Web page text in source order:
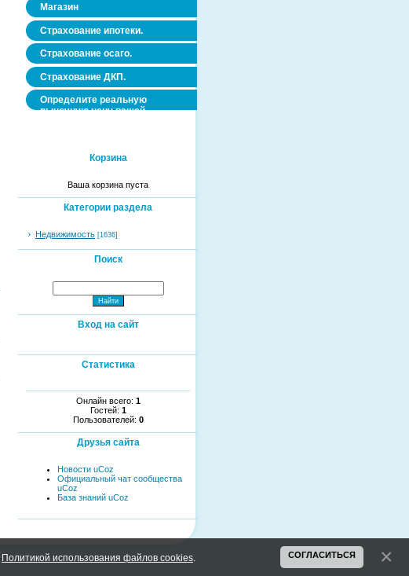
Магазин
Страхование ипотеки.
Страхование осаго.
Страхование ДКП.
Определите реальную
рыночную цену вашей
Корзина
Ваша корзина пуста
Категории раздела
Недвижимость [1636]
Поиск
Вход на сайт
Статистика
Онлайн всего: 1
Гостей: 1
Пользователей: 0
Друзья сайта
Новости uCoz
Официальный чат сообщества
uCoz
База знаний uCoz
Политикой использования файлов cookies СОГЛАСИТЬСЯ